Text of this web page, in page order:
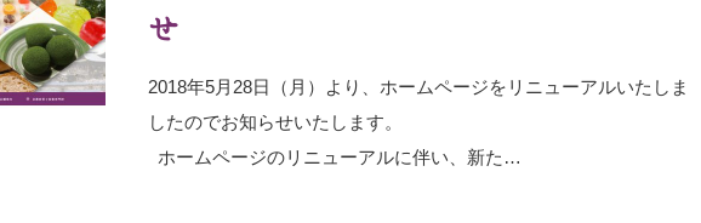
せ
2018年5月28日（月）より、ホームページをリニューアルいたしま
したのでお知らせいたします。
ホームページのリニューアルに伴い、新た…